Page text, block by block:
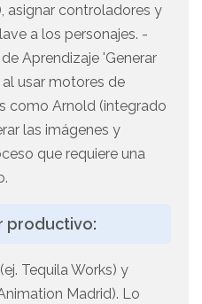
asignar controladores y
a los personajes. -
Aprendizaje 'Generar
usar motores de
como Arnold (integrado
las imágenes y
que requiere una
productivo:
Tequila Works) y
Madrid). Lo